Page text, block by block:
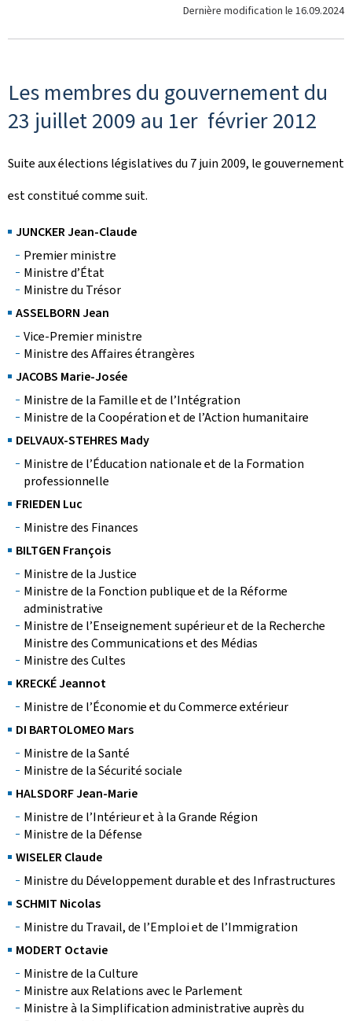
Dernière modification le 16.09.2024
Les membres du gouvernement du
23 juillet 2009 au 1er février 2012
Suite aux élections législatives du 7 juin 2009, le gouvernement
est constitué comme suit.
JUNCKER Jean-Claude
Premier ministre
Ministre d’État
Ministre du Trésor
ASSELBORN Jean
Vice-Premier ministre
Ministre des Affaires étrangères
JACOBS Marie-Josée
Ministre de la Famille et de l’Intégration
Ministre de la Coopération et de l’Action humanitaire
DELVAUX-STEHRES Mady
Ministre de l’Éducation nationale et de la Formation
professionnelle
FRIEDEN Luc
Ministre des Finances
BILTGEN François
Ministre de la Justice
Ministre de la Fonction publique et de la Réforme
administrative
Ministre de l’Enseignement supérieur et de la Recherche
Ministre des Communications et des Médias
Ministre des Cultes
KRECKÉ Jeannot
Ministre de l’Économie et du Commerce extérieur
DI BARTOLOMEO Mars
Ministre de la Santé
Ministre de la Sécurité sociale
HALSDORF Jean-Marie
Ministre de l’Intérieur et à la Grande Région
Ministre de la Défense
WISELER Claude
Ministre du Développement durable et des Infrastructures
SCHMIT Nicolas
Ministre du Travail, de l’Emploi et de l’Immigration
MODERT Octavie
Ministre de la Culture
Ministre aux Relations avec le Parlement
Ministre à la Simplification administrative auprès du